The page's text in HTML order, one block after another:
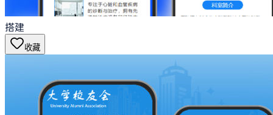
搭建
收藏